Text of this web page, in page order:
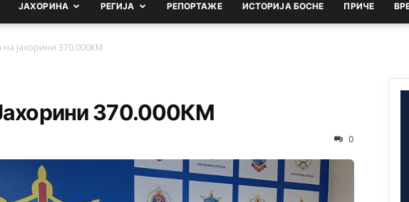
ЈАХОРИНА РEГИЈА РEПОРТАЖE ИСТОРИЈА БОСНЕ ПРИЧЕ
на Јахорини 370.000КМ
370.000КМ
0